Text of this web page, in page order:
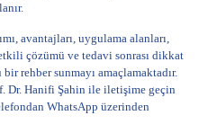
avantajları, uygulama alanları,
çözümü ve tedavi sonrası dikkat
rehber sunmayı amaçlamaktadır.
Dr. Hanifi Şahin ile iletişime geçin
WhatsApp üzerinden